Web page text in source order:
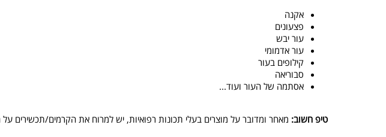
אקנה
פצעונים
עור יבש
עור אדמומי
קילופים בעור
סבוריאה
אסתמה של העור ועוד...
טיפ חשוב: מאחר ומדובר על מוצרים בעלי תכונות רפואיות, יש למרוח את הקרמים/תכשירים